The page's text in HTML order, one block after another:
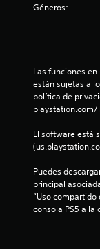
Géneros:
Las funciones
están sujetas a
política de
El software está
Puedes
principal
“Uso
consola PS5 a la